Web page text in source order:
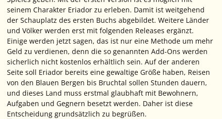
seinem Charakter Eriador zu erleben. Damit ist weitgehend
der Schauplatz des ersten Buchs abgebildet. Weitere Länder
und Völker werden erst mit folgenden Releases ergänzt.
Einige werden jetzt sagen, das ist nur eine Methode um mehr
Geld zu verdienen, denn die so genannten Add-Ons werden
sicherlich nicht kostenlos erhältlich sein. Auf der anderen
Seite soll Eriador bereits eine gewaltige Größe haben, Reisen
von den Blauen Bergen bis Bruchtal sollen Stunden dauern,
und dieses Land muss erstmal glaubhaft mit Bewohnern,
Aufgaben und Gegnern besetzt werden. Daher ist diese
Entscheidung grundsätzlich zu begrüßen.